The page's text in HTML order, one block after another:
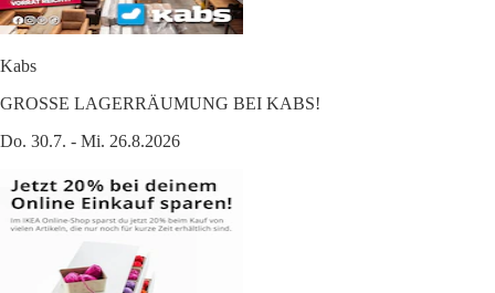
Kabs
GROSSE LAGERRÄUMUNG BEI KABS!
Do. 30.7. - Mi. 26.8.2026